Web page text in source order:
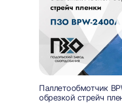
Паллетообмотчик
обрезкой стрейч